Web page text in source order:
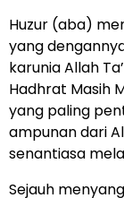
Huzur (aba)
yang
karunia Allah
Hadhrat Masih
yang paling
ampunan dari
senantiasa
Sejauh